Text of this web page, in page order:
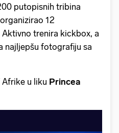
putopisnih tribina
12
trenira kickbox, a
najljepšu fotografiju sa
Afrike u liku Princea